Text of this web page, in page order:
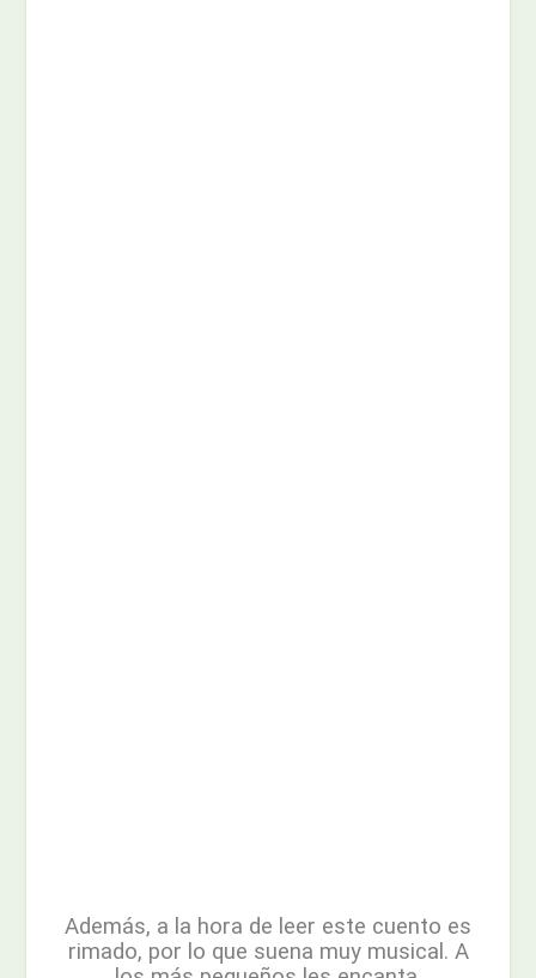
Además, a la hora de leer este cuento es
rimado, por lo que suena muy musical. A